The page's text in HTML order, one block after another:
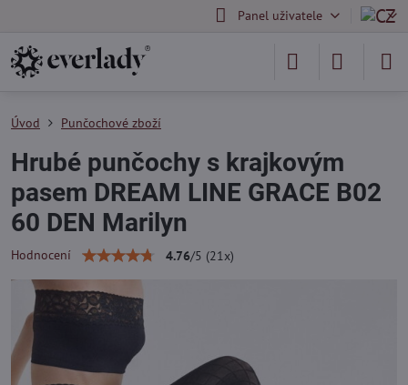
Panel uživatele
Úvod Punčochové zboží
Hrubé punčochy s krajkovým
pasem DREAM LINE GRACE B02
60 DEN Marilyn
Hodnocení 4.76/5 (21 x)